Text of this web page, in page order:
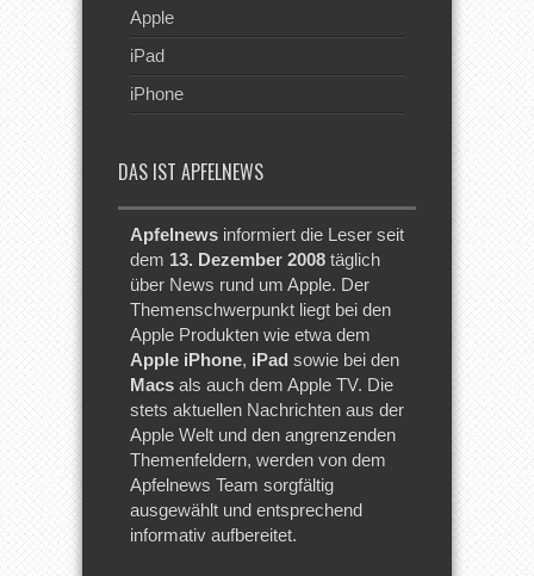
Apple
iPad
iPhone
DAS IST APFELNEWS
Apfelnews informiert die Leser seit
dem 13. Dezember 2008 täglich
über News rund um Apple. Der
Themenschwerpunkt liegt bei den
Apple Produkten wie etwa dem
Apple iPhone, iPad sowie bei den
Macs als auch dem Apple TV. Die
stets aktuellen Nachrichten aus der
Apple Welt und den angrenzenden
Themenfeldern, werden von dem
Apfelnews Team sorgfältig
ausgewählt und entsprechend
informativ aufbereitet.